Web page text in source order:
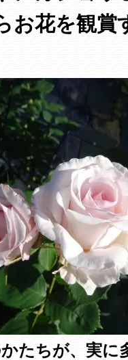
お花を観賞
たちが、実に